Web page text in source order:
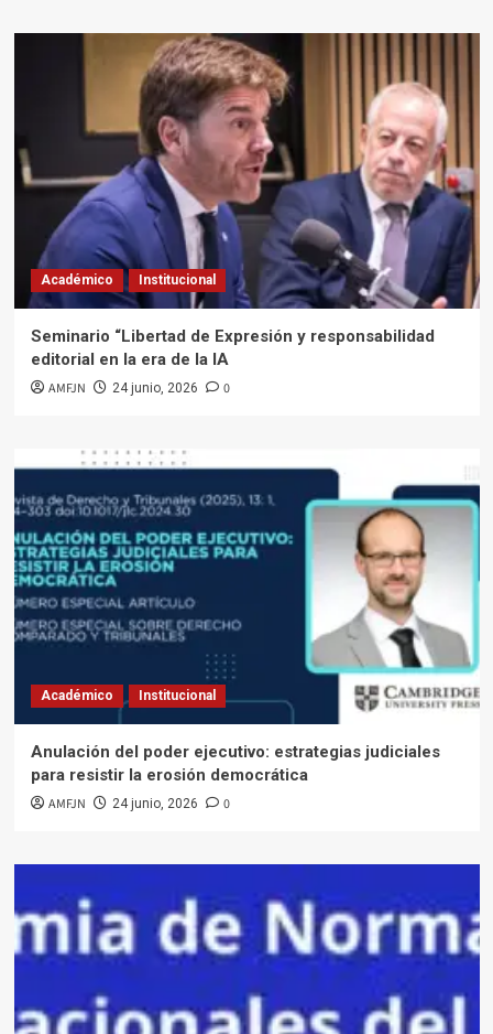
Académico Institucional
Seminario “Libertad de Expresión y responsabilidad
editorial en la era de la IA
AMFJN 24 junio, 2026 0
Académico Institucional
Anulación del poder ejecutivo: estrategias judiciales
para resistir la erosión democrática
AMFJN 24 junio, 2026 0